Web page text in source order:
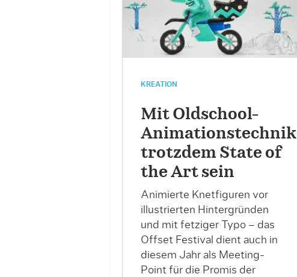
KREATION
Mit Oldschool-
Animationstechnik
trotzdem State of
the Art sein
Animierte Knetfiguren vor
illustrierten Hintergründen
und mit fetziger Typo – das
Offset Festival dient auch in
diesem Jahr als Meeting-
Point für die Promis der